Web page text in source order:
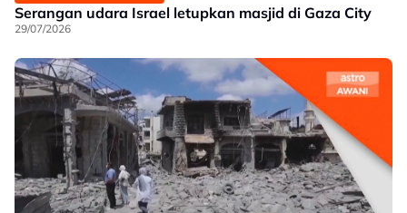
Serangan udara Israel letupkan masjid di Gaza City
29/07/2026